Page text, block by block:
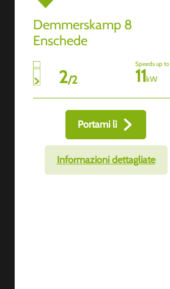
Demmerskamp 8
Enschede
2/2
Speeds up to
11kW
Portami lì
Informazioni dettagliate